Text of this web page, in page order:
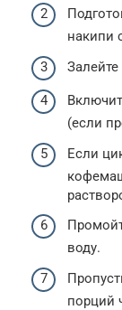
накипи
(если
Если
воду.
порций